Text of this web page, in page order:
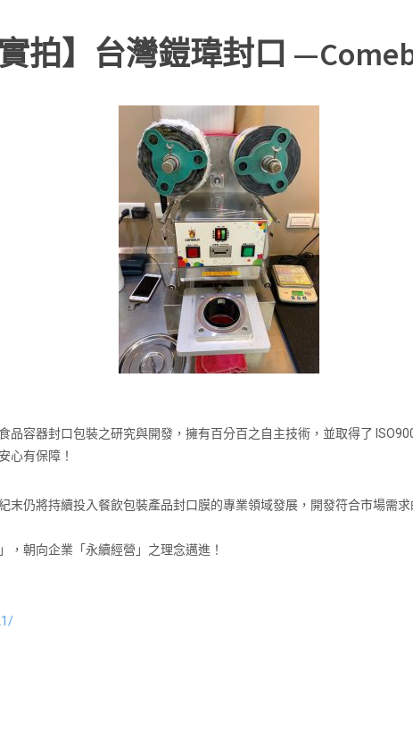
實拍】台灣鎧瑋封口
品容器封口包裝之研究與開發，擁有百分百之自主技術，並取得了
心有保障！
末仍將持續投入餐飲包裝產品封口膜的專業領域發展，開發符合市場需
，朝向企業「永續經營」之理念邁進！